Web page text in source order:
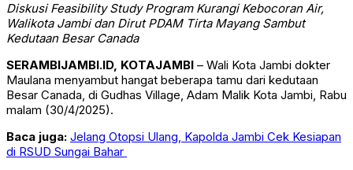
Diskusi Feasibility Study Program Kurangi Kebocoran Air,
Walikota Jambi dan Dirut PDAM Tirta Mayang Sambut
Kedutaan Besar Canada
SERAMBIJAMBI.ID, KOTAJAMBI – Wali Kota Jambi dokter
Maulana menyambut hangat beberapa tamu dari kedutaan
Besar Canada, di Gudhas Village, Adam Malik Kota Jambi, Rabu
malam (30/4/2025).
Baca juga: Jelang Otopsi Ulang, Kapolda Jambi Cek Kesiapan
di RSUD Sungai Bahar